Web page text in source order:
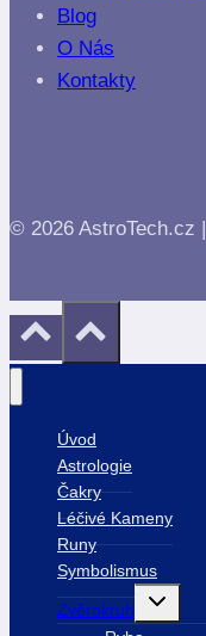
Blog
O Nás
Kontakty
© 2026 AstroTech.cz |
Úvod
Astrologie
Čakry
Léčivé Kameny
Runy
Symbolismus
Zvěrokruh
Toggle